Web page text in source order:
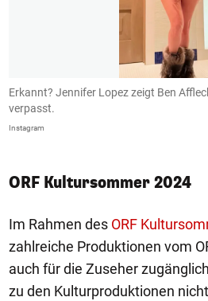
Erkannt? Jennifer Lopez zeigt Ben
verpasst.
Instagram
ORF Kultursommer 2024
Im Rahmen des ORF
zahlreiche Produktionen vom
auch für die Zuseher
zu den Kulturproduktionen